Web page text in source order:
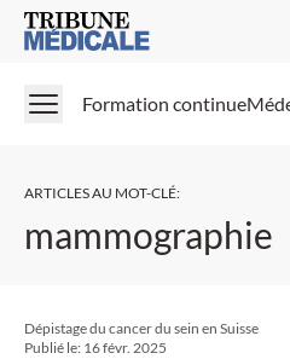
Medical Tribune
Formation continue
ARTICLES AU MOT-CLÉ:
mammographie
Dépistage du cancer du sein en Suisse
Publié le: 16 févr. 2025